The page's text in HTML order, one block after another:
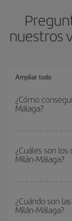
nuestros
Ampliar todo
¿Cómo
Málaga?
conseguir el vuelo
compras con
¿Cuáles son los
Milán-Málaga?
que empezar una
baratos. Dinos
¿Cuándo son
Milán-Málaga?